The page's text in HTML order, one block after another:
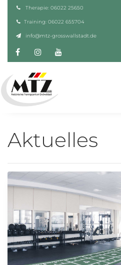
Therapie: 06022 25650
Training: 06022 655704
info@mtz-grosswallstadt.de
FacebookInstagram
Aktuelles